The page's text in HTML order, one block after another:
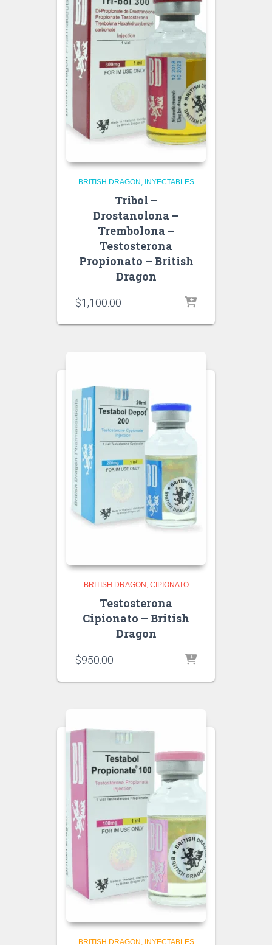
BRITISH DRAGON INYECTABLES
Tribol –
Drostanolona –
Trembolona –
Testosterona
Propionato – British
Dragon
$1,100.00
BRITISH DRAGON CIPIONATO
Testosterona
Cipionato – British
Dragon
$950.00
BRITISH DRAGON INYECTABLES